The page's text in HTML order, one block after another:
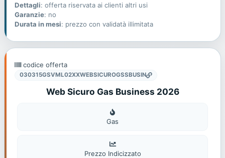
Dettagli: offerta riservata ai clienti altri usi
Garanzie: no
Durata in mesi: prezzo con validatà illimitata
codice offerta
030315GSVML02XXWEBSICUROGSSBUSIN
Web Sicuro Gas Business 2026
Gas
Gas
Prezzo Indicizzato